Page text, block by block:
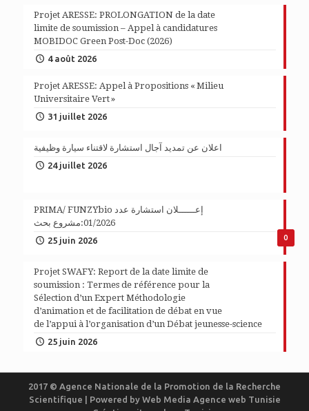
Projet ARESSE: PROLONGATION de la date
limite de soumission – Appel à candidatures
MOBIDOC Green Post-Doc (2026)
4 août 2026
Projet ARESSE: Appel à Propositions « Milieu
Universitaire Vert »
31 juillet 2026
اعلان عن تمديد آجال استشارة لاقتناء سيارة وظيفية
24 juillet 2026
0
PRIMA/ FUNZYbio إعــــــلان استشارة عدد
01/2026:مشروع بحث
25 juin 2026
Projet SWAFY: Report de la date limite de
soumission : Termes de référence pour la
Sélection d’un Expert Méthodologie
d’animation et de facilitation de débat en vue
de l’appui à l’organisation d’un Débat jeunesse-science
25 juin 2026
2017 © Agence Nationale de la Promotion de la Recherche
Scientifique | Powered by Web Media Agence web Tunisie